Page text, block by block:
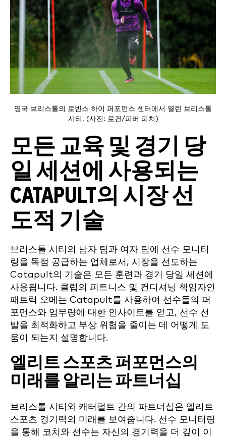
영국 브리스톨의 로빈스 하이 퍼포먼스 센터에서 열린 브리스톨
시티. (사진: 로건/피버 피치)
모든 교육 및 경기 당
일 세션에 사용되는
CATAPULT의 시장 선
도적 기술
브리스톨 시티의 남자 팀과 여자 팀에 선수 모니터
링을 독점 공급하는 업체로서, 시장을 선도하는
Catapult의 기술은 모든 훈련과 경기 당일 세션에
사용됩니다. 클럽의 피트니스 및 컨디셔닝 책임자인
패트릭 오메는 Catapult를 사용하여 선수들의 퍼
포먼스와 업무량에 대한 인사이트를 얻고, 선수 선
발을 최적화하고 부상 위험을 줄이는 데 어떻게 도
움이 되는지 설명합니다.
엘리트 스포츠 퍼포먼스의
미래를 알리는 파트너십
브리스톨 시티와 캐터펄트 간의 파트너십은 엘리트
스포츠 경기력의 미래를 보여줍니다. 선수 모니터링
을 통해 코치와 선수는 자신의 경기력을 더 깊이 이